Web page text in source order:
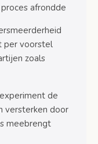
coalities
van verkiezingen
in het
formaties
voor het
afrondde
per voorstel
zoals
de
versterken door
meebrengt